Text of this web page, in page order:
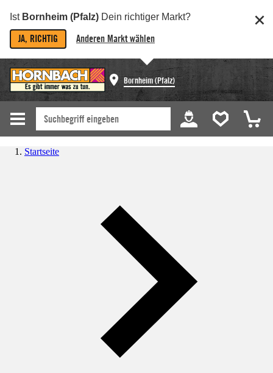
Ist Bornheim (Pfalz) Dein richtiger Markt?
JA, RICHTIG Anderen Markt wählen
Bornheim (Pfalz)
Startseite